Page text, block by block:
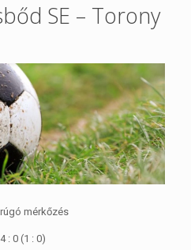
SE – Torony
mérkőzés
: 0 (1 : 0)